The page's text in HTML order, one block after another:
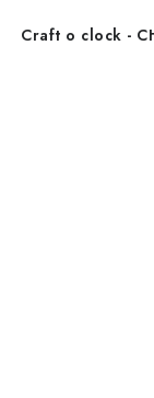
Craft o clock -